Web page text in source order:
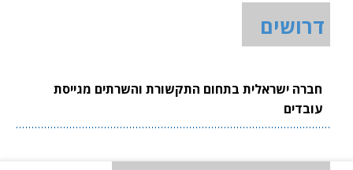
דרושים
חברה ישראלית בתחום התקשורת והשרתים מגייסת
עובדים